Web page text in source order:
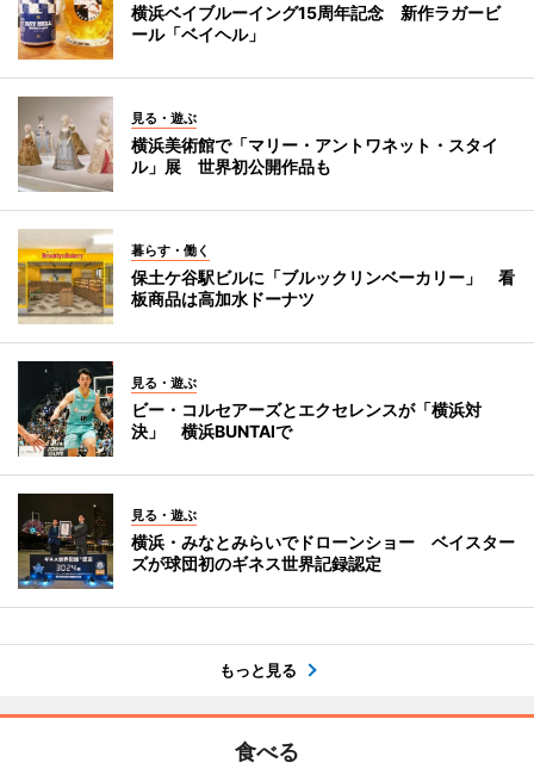
横浜ベイブルーイング15周年記念 新作ラガービ
ール「ベイヘル」
見る・遊ぶ
横浜美術館で「マリー・アントワネット・スタイ
ル」展 世界初公開作品も
暮らす・働く
保土ケ谷駅ビルに「ブルックリンベーカリー」 看
板商品は高加水ドーナツ
見る・遊ぶ
ビー・コルセアーズとエクセレンスが「横浜対
決」 横浜BUNTAIで
見る・遊ぶ
横浜・みなとみらいでドローンショー ベイスター
ズが球団初のギネス世界記録認定
もっと見る
食べる